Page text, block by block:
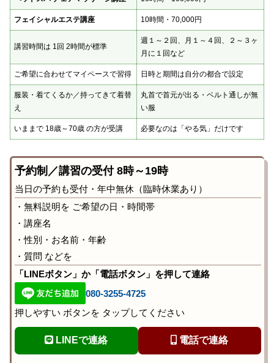
フェイシャルエステ講座 10時間・70,000円
講習時間は 1回 2時間が標準
週１～２回、月１～４回、２～３ヶ
月に１回など
ご希望に合わせてマイペースで習得 日時と期間は自分の都合で設定
服装・着てくるか／持ってきて着替
え
丸首で首元が出る・ベルト通しが無
い服
いままで 18歳～70歳 の方が受講 必要なのは「やる気」だけです
予約制／講習の受付 8時～19時
当日の予約も受付・年中無休（臨時休業あり）
・無料説明を ご希望の日・時間帯
・講座名
・性別・お名前・年齢
・質問 などを
「LINEボタン」か「電話ボタン」を押して連絡
080-3255-4725
押しやすい ボタンを タップしてください
LINEで連絡 電話で連絡